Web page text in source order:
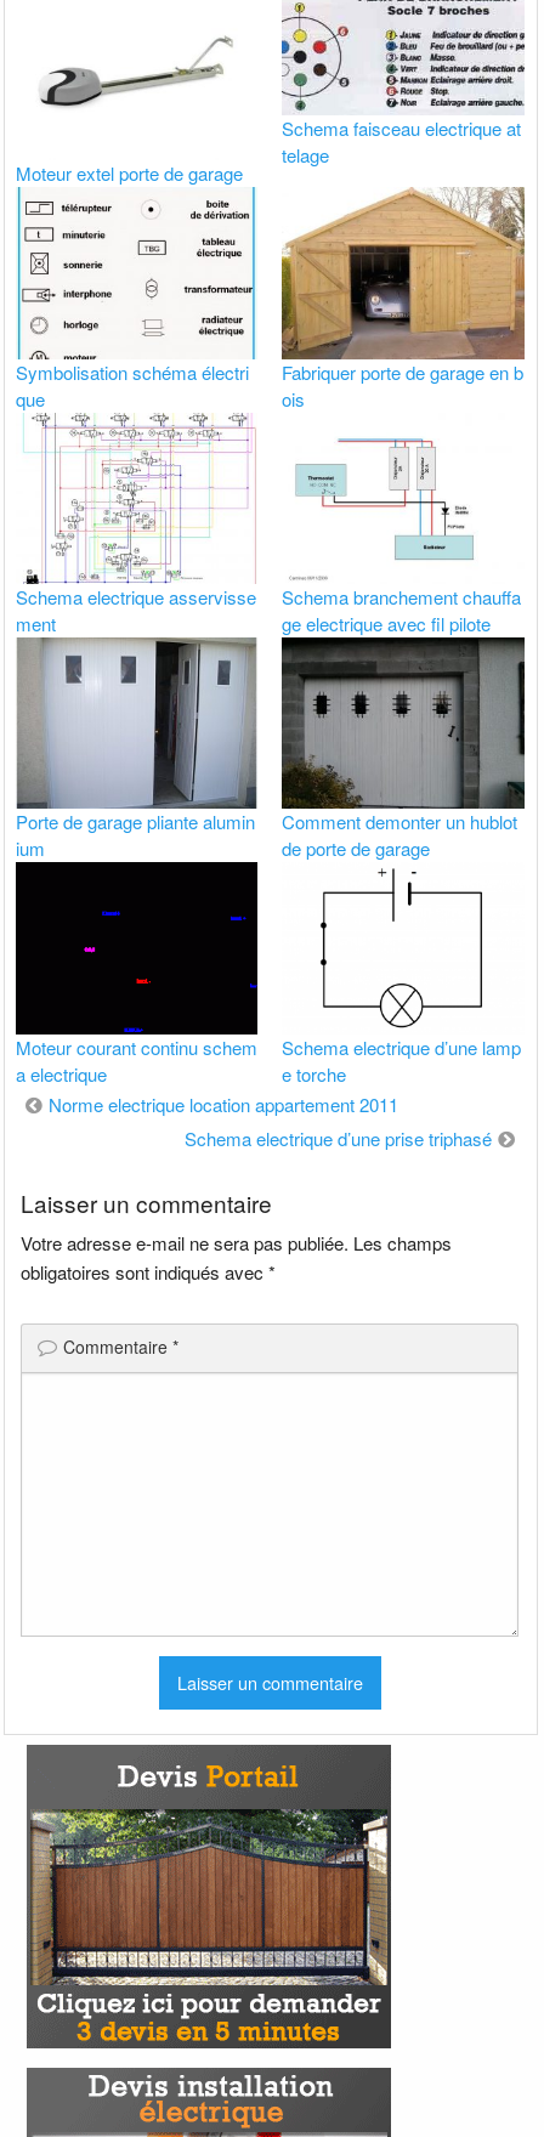
Moteur extel porte de garage
Schema faisceau electrique at
telage
Symbolisation schéma électri
que
Fabriquer porte de garage en b
ois
Schema electrique asservisse
ment
Schema branchement chauffa
ge electrique avec fil pilote
Porte de garage pliante alumin
ium
Comment demonter un hublot
de porte de garage
Moteur courant continu schem
a electrique
Schema electrique d’une lamp
e torche
Navigation
Norme electrique location appartement 2011
Schema electrique d’une prise triphasé
Laisser un commentaire
Votre adresse e-mail ne sera pas publiée. Les champs
obligatoires sont indiqués avec*
Commentaire*